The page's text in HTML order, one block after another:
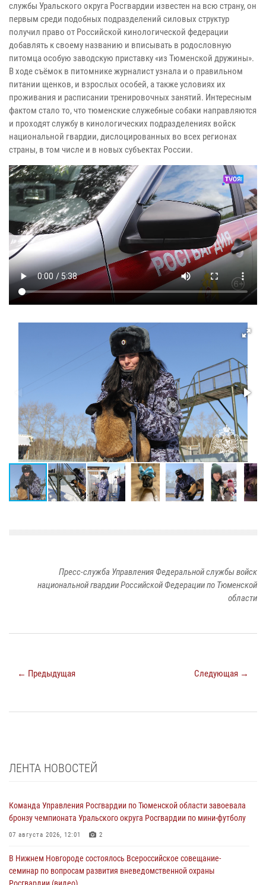
службы Уральского округа Росгвардии известен на всю страну, он
первым среди подобных подразделений силовых структур
получил право от Российской кинологической федерации
добавлять к своему названию и вписывать в родословную
питомца особую заводскую приставку «из Тюменской дружины».
В ходе съёмок в питомнике журналист узнала и о правильном
питании щенков, и взрослых особей, а также условиях их
проживания и расписании тренировочных занятий. Интересным
фактом стало то, что тюменские служебные собаки направляются
и проходят службу в кинологических подразделениях войск
национальной гвардии, дислоцированных во всех регионах
страны, в том числе и в новых субъектах России.
Пресс-служба Управления Федеральной службы войск
национальной гвардии Российской Федерации по Тюменской
области
← Предыдущая Следующая →
ЛЕНТА НОВОСТЕЙ
Команда Управления Росгвардии по Тюменской области завоевала
бронзу чемпионата Уральского округа Росгвардии по мини-футболу
07 августа 2026, 12:01 2
В Нижнем Новгороде состоялось Всероссийское совещание-
семинар по вопросам развития вневедомственной охраны